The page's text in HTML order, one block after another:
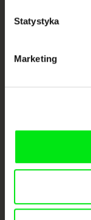
Statystyka
Marketing